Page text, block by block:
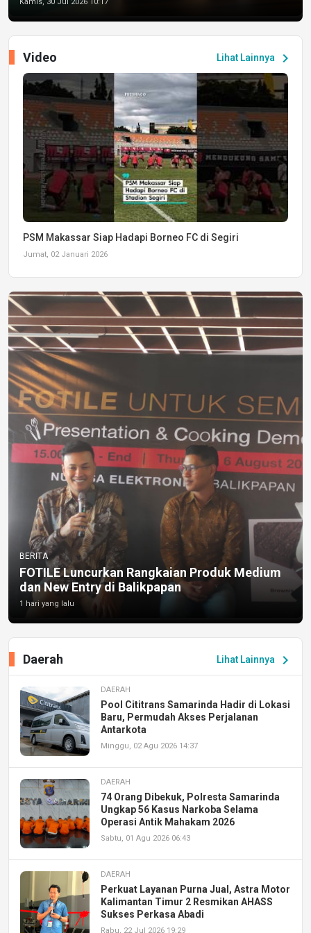
Lihat Lainnya chevron_right
Video
PSM Makassar Siap Hadapi Borneo FC di Segiri
Jumat, 02 Januari 2026
BERITA
FOTILE Luncurkan Rangkaian Produk Medium
dan New Entry di Balikpapan
1 hari yang lalu
Lihat Lainnya chevron_right
Daerah
DAERAH
Pool Cititrans Samarinda Hadir di Lokasi
Baru, Permudah Akses Perjalanan
Antarkota
Minggu, 02 Agu 2026 14:37
DAERAH
74 Orang Dibekuk, Polresta Samarinda
Ungkap 56 Kasus Narkoba Selama
Operasi Antik Mahakam 2026
Sabtu, 01 Agu 2026 06:43
DAERAH
Perkuat Layanan Purna Jual, Astra Motor
Kalimantan Timur 2 Resmikan AHASS
Sukses Perkasa Abadi
Rabu, 22 Jul 2026 19:29